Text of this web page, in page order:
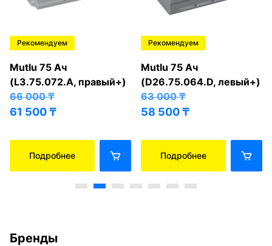
Рекомендуем
Mutlu 75 Ач
(L3.75.072.A, правый+)
66 000₸
61 500₸
Подробнее
Рекомендуем
Mutlu 75 Ач
(D26.75.064.D, левый+)
63 000₸
58 500₸
Подробнее
Бренды